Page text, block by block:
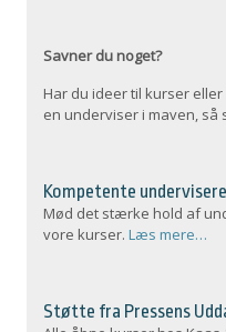
Savner du noget?
Har du ideer til kurser
en underviser i maven, så
Kompetente undervisere
Mød det stærke hold af
vore kurser.Læs mere…
Støtte fra Pressens